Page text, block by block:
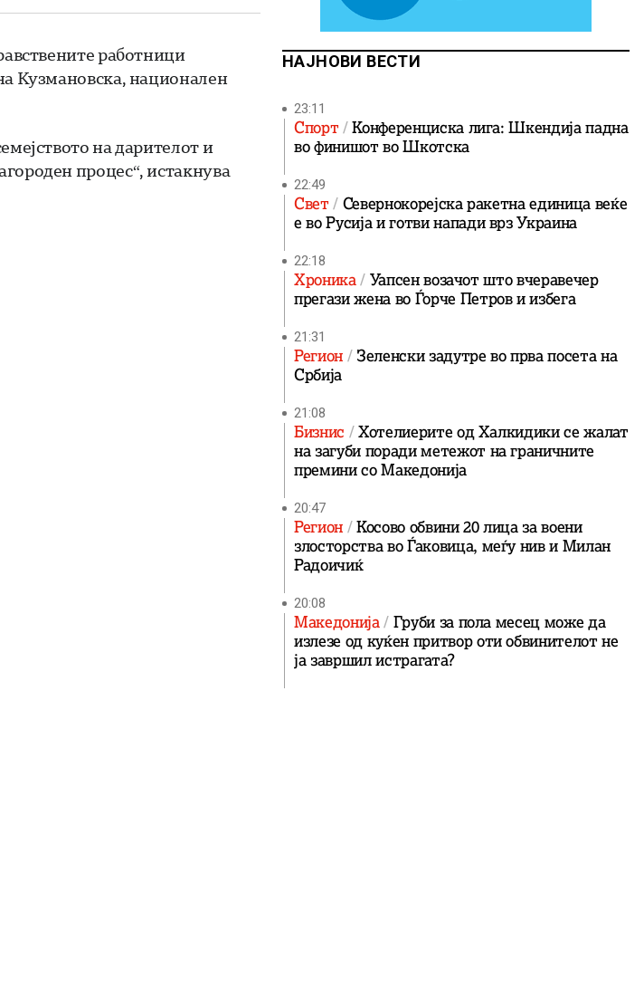
работници
Кузмановска, национален
на дарителот и
процес“, истакнува
НАЈНОВИ ВЕСТИ
23:11
Спорт
Конференциска лига: Шкендија падна
во финишот во Шкотска
22:49
Свет Севернокорејска ракетна единица веќе
е во Русија и готви напади врз Украина
22:18
Хроника Уапсен возачот што вчеравечер
прегази жена во Ѓорче Петров и избега
21:31
Регион
Зеленски задутре во прва посета на
Србија
21:08
Бизнис
Хотелиерите од Халкидики се жалат
на загуби поради метежот на граничните
премини со Македонија
20:47
Регион
Косово обвини 20 лица за воени
злосторства во Ѓаковица, меѓу нив и Милан
Радоичиќ
20:08
Македонија Груби за пола месец може да
излезе од куќен притвор оти обвинителот не
ја завршил истрагата?